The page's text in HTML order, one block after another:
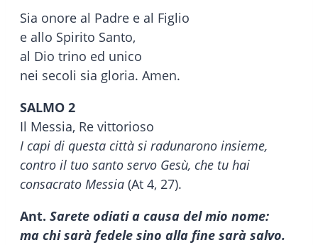
Sia onore al Padre e al Figlio
e allo Spirito Santo,
al Dio trino ed unico
nei secoli sia gloria. Amen.
SALMO 2
Il Messia, Re vittorioso
I capi di questa città si radunarono insieme,
contro il tuo santo servo Gesù, che tu hai
consacrato Messia (At 4, 27).
Ant. Sarete odiati a causa del mio nome:
ma chi sarà fedele sino alla fine sarà salvo.